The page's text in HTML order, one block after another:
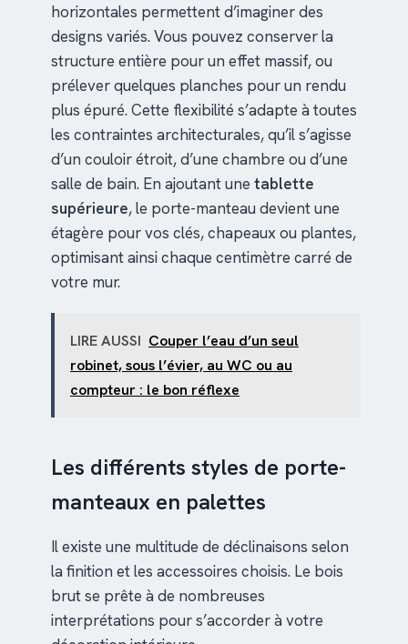
horizontales permettent d’imaginer des
designs variés. Vous pouvez conserver la
structure entière pour un effet massif, ou
prélever quelques planches pour un rendu
plus épuré. Cette flexibilité s’adapte à toutes
les contraintes architecturales, qu’il s’agisse
d’un couloir étroit, d’une chambre ou d’une
salle de bain. En ajoutant une tablette
supérieure, le porte-manteau devient une
étagère pour vos clés, chapeaux ou plantes,
optimisant ainsi chaque centimètre carré de
votre mur.
LIRE AUSSI Couper l’eau d’un seul
robinet, sous l’évier, au WC ou au
compteur : le bon réflexe
Les différents styles de porte-
manteaux en palettes
Il existe une multitude de déclinaisons selon
la finition et les accessoires choisis. Le bois
brut se prête à de nombreuses
interprétations pour s’accorder à votre